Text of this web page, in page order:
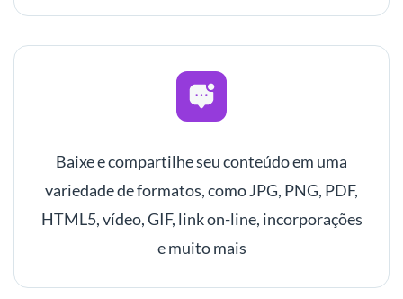
Baixe e compartilhe seu conteúdo em uma
variedade de formatos, como JPG, PNG, PDF,
HTML5, vídeo, GIF, link on-line, incorporações
e muito mais